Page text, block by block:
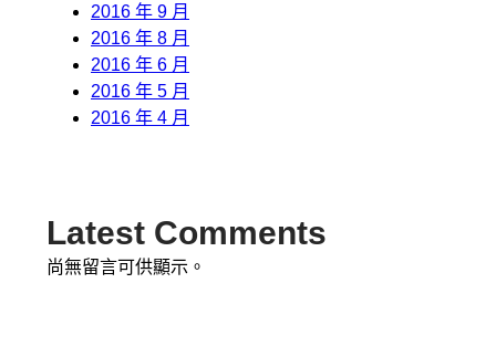
2016 年 9 月
2016 年 8 月
2016 年 6 月
2016 年 5 月
2016 年 4 月
Latest Comments
尚無留言可供顯示。